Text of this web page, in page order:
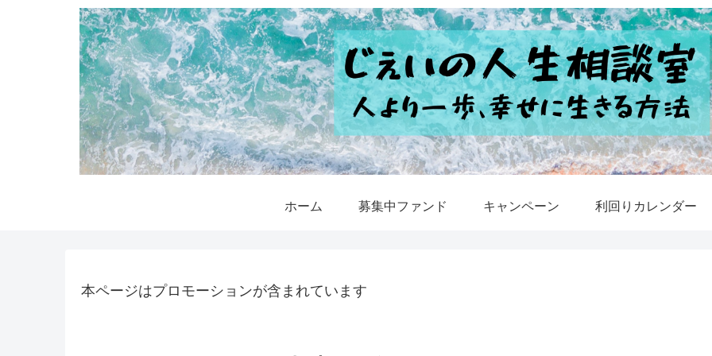
ホーム 募集中ファンド キャンペーン 利回りカレンダー
本ページはプロモーションが含まれています